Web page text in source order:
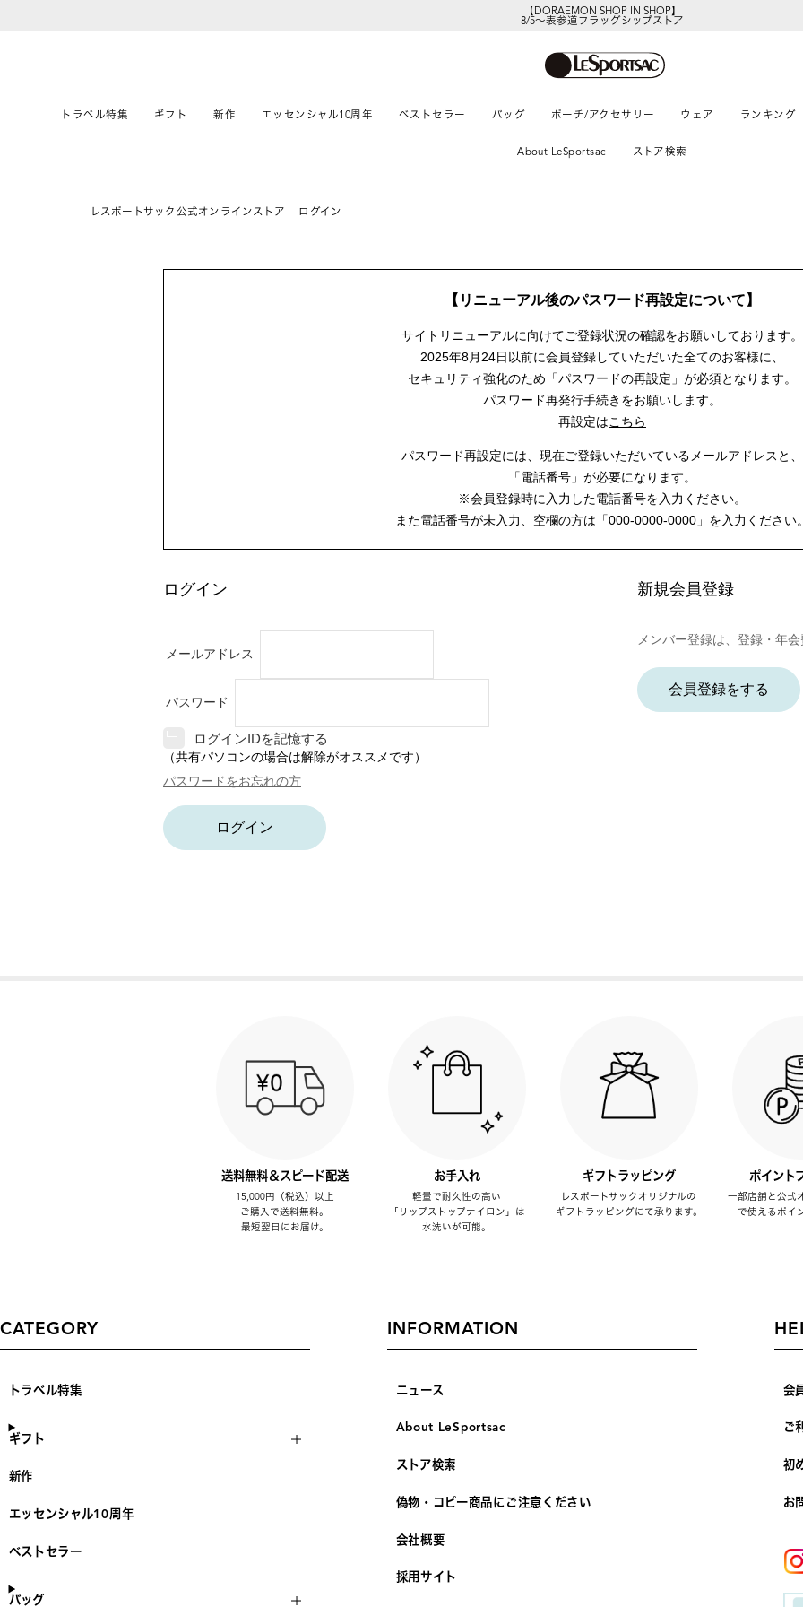
【DORAEMON SHOP IN SHOP】
8/5～表参道フラッグシップストア
トラベル特集 ギフト 新作 エッセンシャル10周年 ベストセラー バッグ ポーチ/アクセサリー ウェア ランキング
About LeSportsac ストア検索
レスポートサック公式オンラインストア ログイン
【リニューアル後のパスワード再設定について】
サイトリニューアルに向けてご登録状況の確認をお願いしております。
2025年8月24日以前に会員登録していただいた全てのお客様に、
セキュリティ強化のため「パスワードの再設定」が必須となります。
パスワード再発行手続きをお願いします。
再設定はこちら
パスワード再設定には、 現在ご登録いただいているメールアドレスと、
「電話番号」が必要になります。
※会員登録時に入力した電話番号を入力ください。
また電話番号が未入力、空欄の方は 「000-0000-0000」を入力ください。
ログイン
メールアドレス
パスワード
ログインIDを記憶する
（共有パソコンの場合は解除がオススメです）
パスワードをお忘れの方
ログイン
新規会員登録
メンバー登録は、登録・年会
会員登録をする
送料無料＆スピード配送
15,000円（税込）以上
ご購入で送料無料。
最短翌日にお届け。
お手入れ
軽量で耐久性の高い
「リップストップナイロン」は
水洗いが可能。
ギフトラッピング
レスポートサックオリジナルの
ギフトラッピングにて承ります。
ポイント
一部店舗と公式
で使えるポイ
CATEGORY
トラベル特集
ギフト
新作
エッセンシャル10周年
ベストセラー
バッグ
INFORMATION
ニュース
About LeSportsac
ストア検索
偽物・コピー商品にご注意ください
会社概要
採用サイト
会
ご
初
お